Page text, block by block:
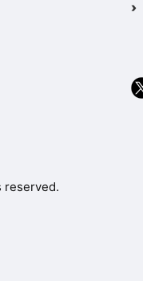
reserved.